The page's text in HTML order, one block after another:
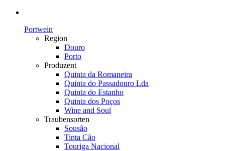
Portwein
Region
Douro
Porto
Produzent
Quinta da Romaneira
Quinta do Passadouro Lda
Quinta do Estanho
Quinta dos Poços
Wine and Soul
Traubensorten
Sousão
Tinta Cão
Touriga Nacional